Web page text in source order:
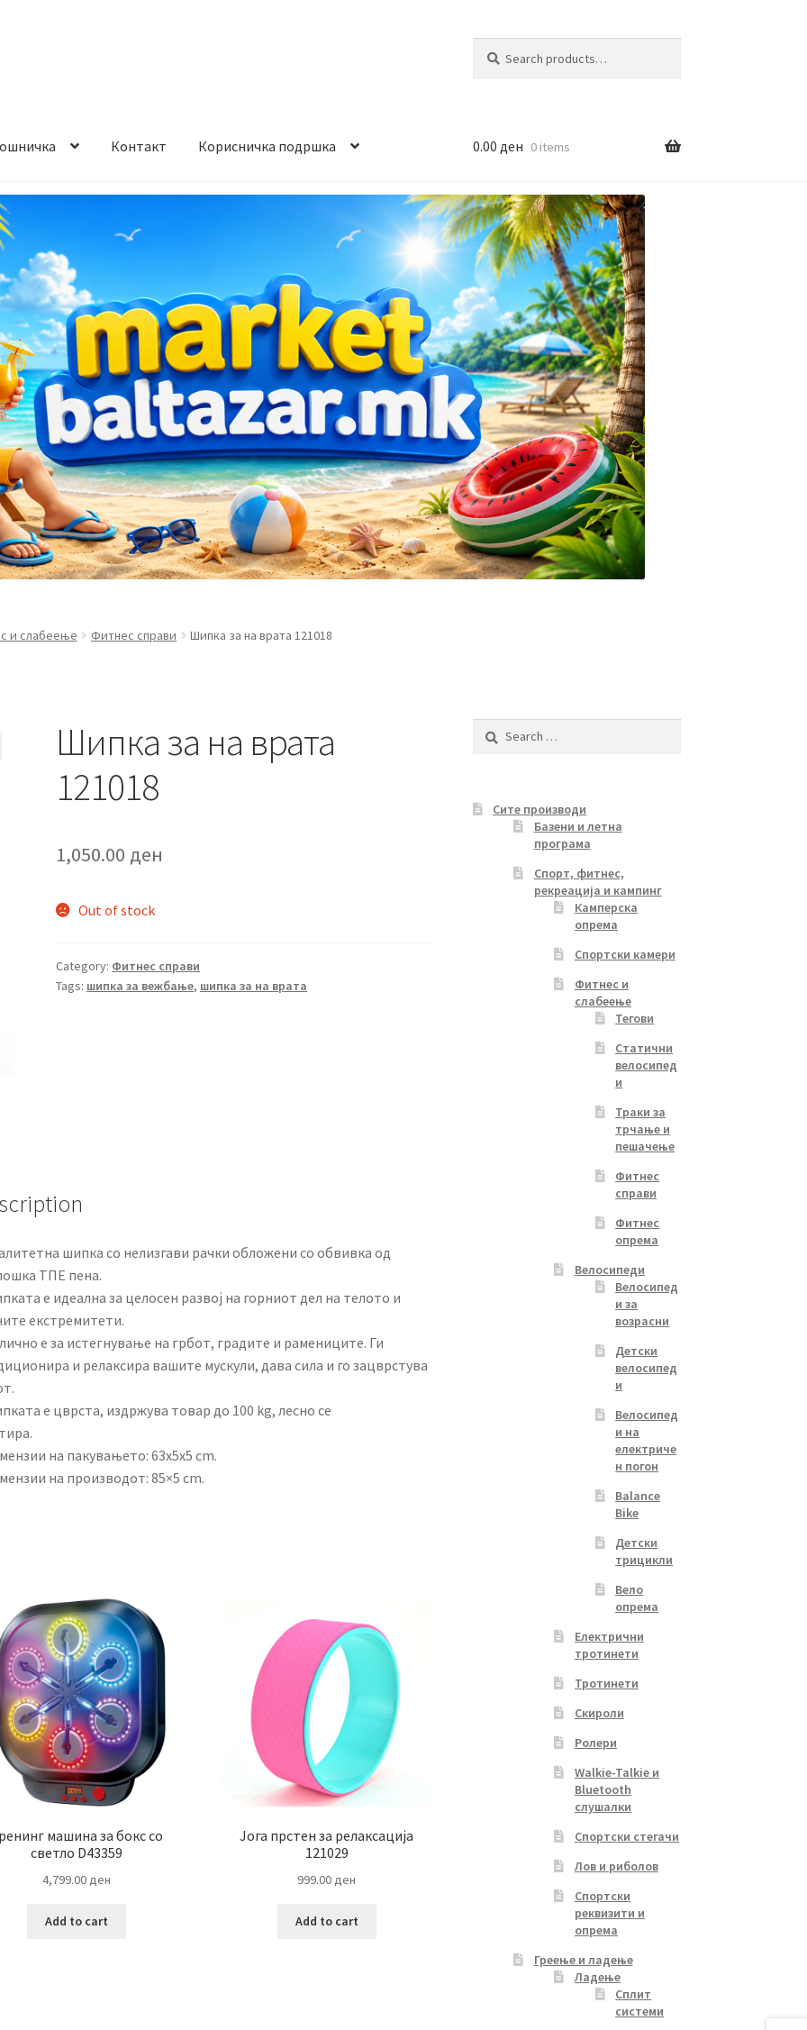
for:
Контакт Корисничка подршка
и начин на плаќање
на производ Услови за користење
0.00 ден 0 items
и слабеење Фитнес справи Шипка за на врата 121018
Шипка за на врата
121018
1,050.00 ден
Out of stock
Category: Фитнес справи
Tags: шипка за вежбање, шипка за на врата
шипка со нелизгави рачки обложени со обвивка од
ТПЕ пена.
е идеална за целосен развој на горниот дел на телото и
екстремитети.
е за истегнување на грбот, градите и рамениците. Ги
и релаксира вашите мускули, дава сила и го зацврстува
е цврста, издржува товар до 100 kg, лесно се
на пакувањето: 63x5x5 cm.
на производот: 85×5 cm.
машина за бокс со
светло D43359
4,799.00ден
Add to cart
Jога прстен за релаксација
121029
999.00ден
Add to cart
Search
Сите производи
Базени и летна
програма
Спорт, фитнес,
рекреација и кампинг
Камперска
опрема
Спортски камери
Фитнес и
слабеење
Тегови
Статични
велосипед
и
Траки за
трчање и
пешачење
Фитнес
справи
Фитнес
опрема
Велосипеди
Велосипед
и за
возрасни
Детски
велосипед
и
Велосипед
и на
електриче
н погон
Balance
Bike
Детски
трицикли
Вело
опрема
Електрични
тротинети
Тротинети
Скироли
Ролери
Walkie-Talkie и
Bluetooth
слушалки
Спортски стегачи
Лов и риболов
Спортски
реквизити и
опрема
Греење и ладење
Ладење
Сплит
системи